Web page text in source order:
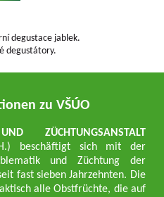
degustace jablek.
degustátory.
zu VŠÚO
ZÜCHTUNGSANSTALT
beschäftigt sich mit der
und Züchtung der
fast sieben Jahrzehnten. Die
alle Obstfrüchte, die auf